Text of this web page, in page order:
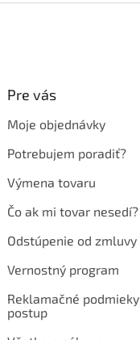
Pre vás
Moje objednávky
Potrebujem poradiť?
Výmena tovaru
Čo ak mi tovar nesedí?
Odstúpenie od zmluvy
Vernostný program
Reklamačné podmieky
postup